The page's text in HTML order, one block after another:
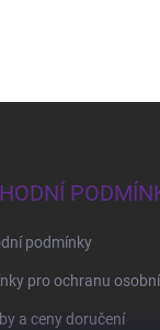
podmínky
pro ochranu
a ceny doručení